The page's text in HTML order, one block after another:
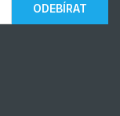
ODEBÍRAT